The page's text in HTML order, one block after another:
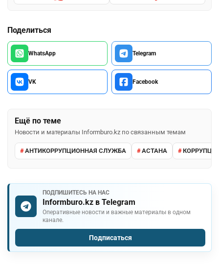
Поделиться
WhatsApp Telegram
VK Facebook
Ещё по теме
Новости и материалы Informburo.kz по связанным темам
АНТИКОРРУПЦИОННАЯ СЛУЖБА АСТАНА
ПОДПИШИТЕСЬ НА НАС
Informburo.kz в Telegram
Оперативные новости и важные материалы в одном
канале.
Подписаться